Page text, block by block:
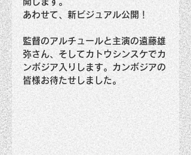
あわせて、新ビジュアル公開！
監督のアルチュールと主演の遠藤雄
弥さん、そしてカトウシンスケでカ
ンボジア入りします。カンボジアの
皆様お待たせしました。